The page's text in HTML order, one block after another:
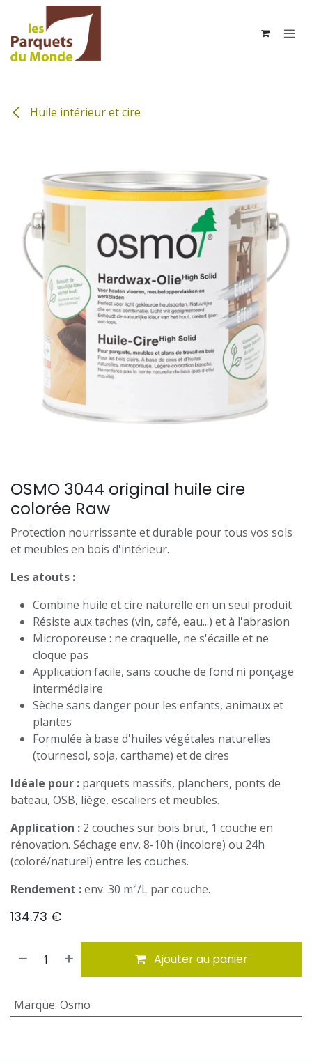
Se rendre au contenu
Huile intérieur et cire
OSMO 3044 original huile cire
colorée Raw
Protection nourrissante et durable pour tous vos sols
et meubles en bois d'intérieur.
Les atouts :
Combine huile et cire naturelle en un seul produit
Résiste aux taches (vin, café, eau...) et à l'abrasion
Microporeuse : ne craquelle, ne s'écaille et ne
cloque pas
Application facile, sans couche de fond ni ponçage
intermédiaire
Sèche sans danger pour les enfants, animaux et
plantes
Formulée à base d'huiles végétales naturelles
(tournesol, soja, carthame) et de cires
Idéale pour : parquets massifs, planchers, ponts de
bateau, OSB, liège, escaliers et meubles.
Application : 2 couches sur bois brut, 1 couche en
rénovation. Séchage env. 8-10h (incolore) ou 24h
(coloré/naturel) entre les couches.
Rendement :env. 30 m²/L par couche.
134.73 €
Ajouter au panier
Marque: Osmo